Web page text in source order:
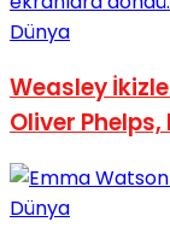
Dünya
Weasley
Oliver
Dünya